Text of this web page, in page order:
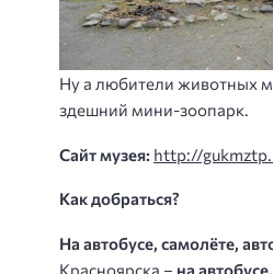
Ну а любители животных
здешний мини-зоопарк.
Сайт музея: http://
Как добраться?
На автобусе, самолёте,
Красноярска – на